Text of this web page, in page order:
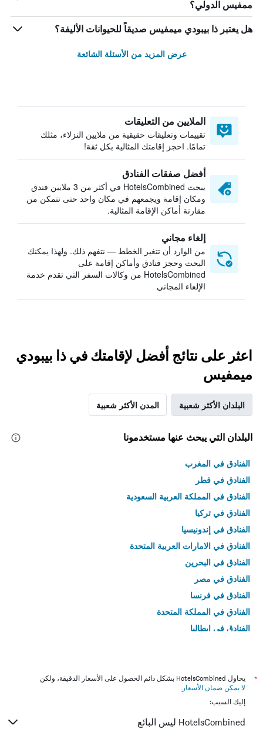
ممفيس الدولي؟
هل يعتبر ذا بيبودي ميمفيس صديقاً للحيوانات الأليفة؟
عرض المزيد من الأسئلة الشائعة
الملايين من التعليقات
تقييمات وتعليقات حقيقية من ملايين النزلاء، مثلك
تمامًا. احجز إقامتك المثالية بكل ثقة!
أفضل صفقات الفنادق
يبحث HotelsCombined في أكثر من 3 ملايين فندق
ومكان إقامة ويجمعهم في مكان واحد حتى تتمكن من
مقارنة أماكن الإقامة المثالية.
إلغاء مجاني
من الوارد أن تتغير الخطط — نتفهم ذلك. ولهذا يمكنك
البحث وحجز فنادق وأماكن إقامة على
HotelsCombined من وكالات السفر التي تقدم خدمة
الإلغاء المجاني
اعثر على نتائج أفضل لإقامتك في ذا بيبودي
ميمفيس
البلدان الأكثر شعبية المدن الأكثر شعبية
البلدان التي يبحث عنها مستخدمونا
الفنادق في المغرب
الفنادق في قطر
الفنادق في المملكة العربية السعودية
الفنادق في تركيا
الفنادق في إندونيسيا
الفنادق في الامارات العربية المتحدة
الفنادق في البحرين
الفنادق في مصر
الفنادق في فرنسا
الفنادق في المملكة المتحدة
الفنادق في إيطاليا
*
يحاول HotelsCombined بشكل دائم الحصول على الأسعار الدقيقة، ولكن
لا يمكن ضمان الأسعار .
إليك السبب:
HotelsCombined ليس البائع